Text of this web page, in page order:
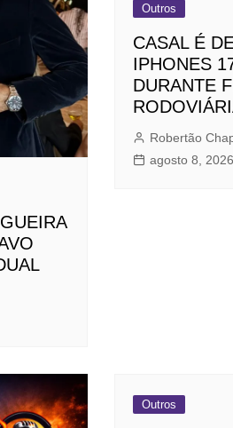
Outros
CASAL É
IPHONES
DURANTE
Robertão
agosto 8, 2026
Outros